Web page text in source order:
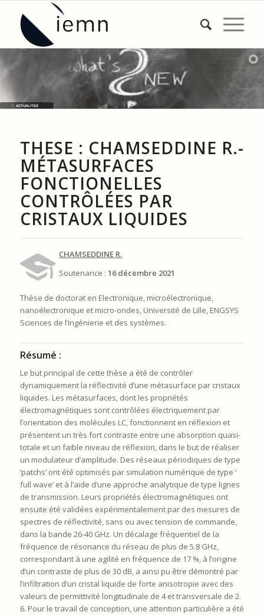
ACTUALITES
THESE : CHAMSEDDINE R.-
MÉTASURFACES
FONCTIONELLES
CONTRÔLÉES PAR
CRISTAUX LIQUIDES
CHAMSEDDINE R.
Soutenance :16 décembre 2021
Thèse de doctorat en Electronique, microélectronique,
nanoélectronique et micro-ondes, Université de Lille, ENGSYS
Sciences de l’ingénierie et des systèmes.
Résumé :
Le but principal de cette thèse a été de contrôler
dynamiquement la réflectivité d’une métasurface par cristaux
liquides. Les métasurfaces, dont les propriétés
électromagnétiques sont contrôlées électriquement par
l’orientation des molécules LC, fonctionnent en réflexion et
présentent un très fort contraste entre une absorption quasi-
totale et un faible niveau de réflexion, dans le but de réaliser
un modulateur d’amplitude. Des réseaux périodiques de type
‘patchs’ ont été optimisés par simulation numérique de type ‘
full wave’ et à l’aide d’une approche analytique de type lignes
de transmission. Leurs propriétés électromagnétiques ont
ensuite été validées expérimentalement par des mesures de
spectres de réflectivité, sans ou avec tension de commande,
dans la bande 26-40 GHz. Un décalage fréquentiel de la
fréquence de résonance du réseau de plus de 5.8 GHz,
correspondant à une agilité en fréquence de 17 %, à l’origine
d’un contraste de plus de 30 dB, a ainsi pu être démontré par
l’infiltration d’un cristal liquide de forte anisotropie avec des
valeurs de permittivité longitudinale de 4 et transversale de 2.
6. Pour le travail de conception, une attention particulière a été